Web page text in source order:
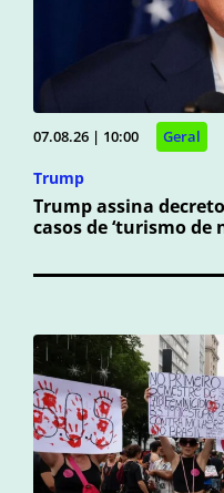
07.08.26 | 10:00 Geral
Trump
Trump assina
casos de ‘turismo de